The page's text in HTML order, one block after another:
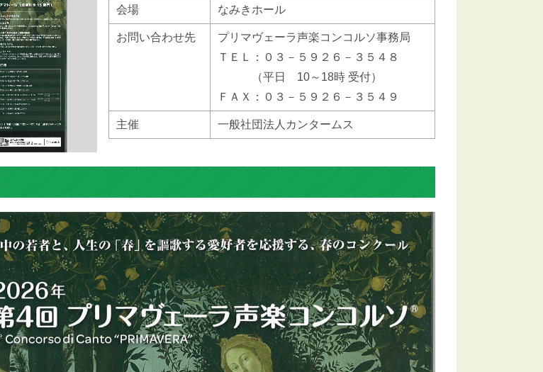
会場 なみきホール
お問い合わせ先
プリマヴェーラ声楽コンコルソ事務局
ＴＥＬ：０３－５９２６－３５４８
（平日 10～18時 受付）
ＦＡＸ：０３－５９２６－３５４９
主催 一般社団法人カンタームス